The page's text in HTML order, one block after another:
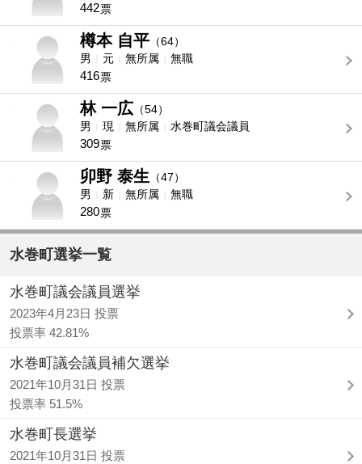
442票
樽本 自平 （64）
男
元 無所属 無職
416票
林 一広 （54）
男
現 無所属 水巻町議会議員
309票
卯野 泰生 （47）
男
新 無所属 無職
280票
水巻町選挙一覧
水巻町議会議員選挙
2023年4月23日 投票
投票率 42.81%
水巻町議会議員補欠選挙
2021年10月31日 投票
投票率 51.5%
水巻町長選挙
2021年10月31日 投票